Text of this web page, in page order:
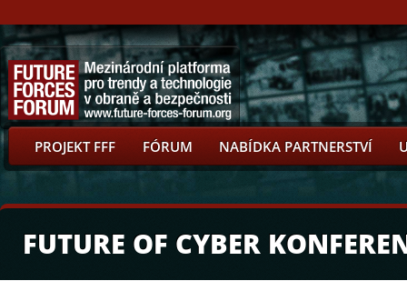
PROJEKT FFF FÓRUM NABÍDKA PARTNERSTVÍ
FUTURE OF CYBER